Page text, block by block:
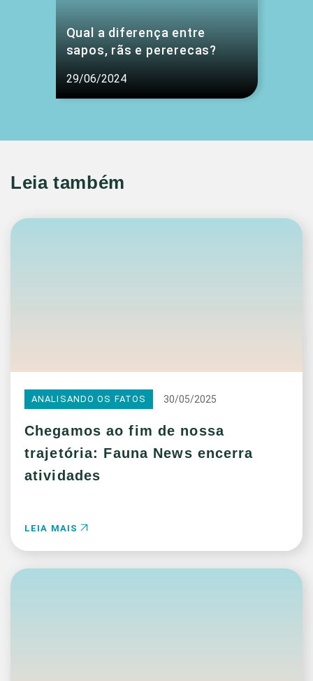
Qual a diferença entre
sapos, rãs e pererecas?
29/06/2024
Leia também
ANALISANDO OS FATOS 30/05/2025
Chegamos ao fim de nossa
trajetória: Fauna News encerra
atividades
LEIA MAIS